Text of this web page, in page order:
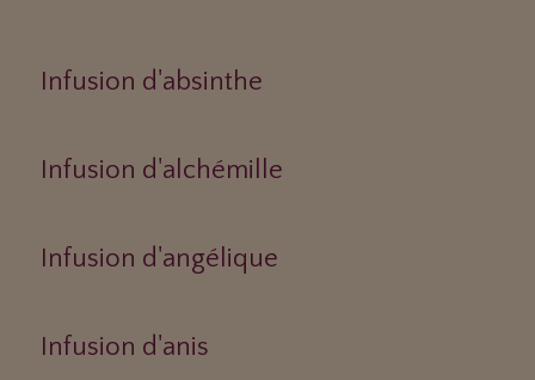
Infusion d'absinthe
Infusion d'alchémille
Infusion d'angélique
Infusion d'anis